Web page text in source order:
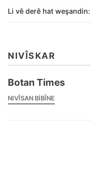
Li vê derê hat weşandin:
NIVÎSKAR
Botan Times
NIVÎSAN BIBÎNE